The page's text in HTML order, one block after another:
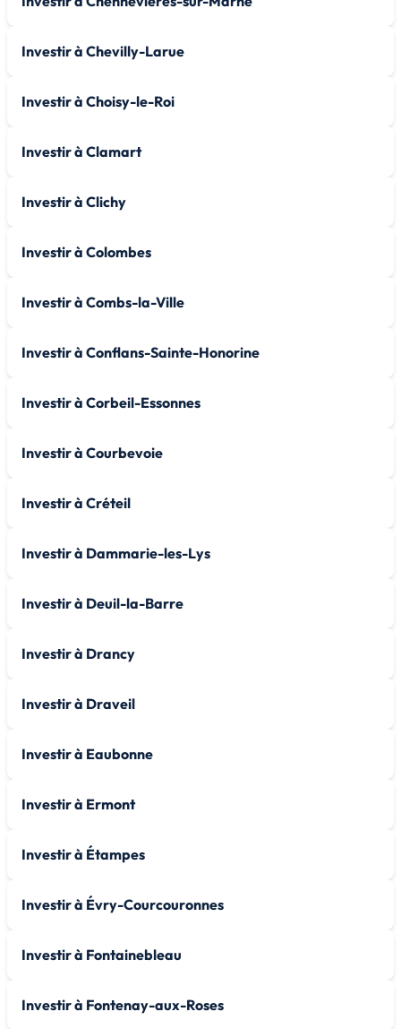
Investir à Chevilly-Larue
Investir à Choisy-le-Roi
Investir à Clamart
Investir à Clichy
Investir à Colombes
Investir à Combs-la-Ville
Investir à Conflans-Sainte-Honorine
Investir à Corbeil-Essonnes
Investir à Courbevoie
Investir à Créteil
Investir à Dammarie-les-Lys
Investir à Deuil-la-Barre
Investir à Drancy
Investir à Draveil
Investir à Eaubonne
Investir à Ermont
Investir à Étampes
Investir à Évry-Courcouronnes
Investir à Fontainebleau
Investir à Fontenay-aux-Roses